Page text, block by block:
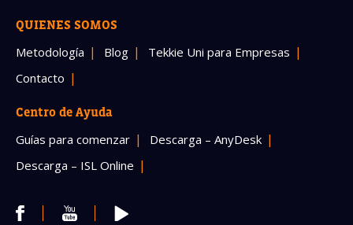
QUIENES SOMOS
Metodología Blog
Tekkie Uni para Empresas
Contacto
Centro de Ayuda
Guías para comenzar
Descarga – AnyDesk
Descarga – ISL Online